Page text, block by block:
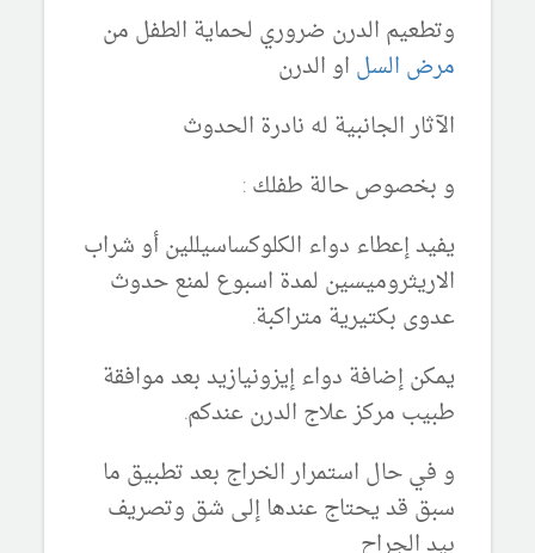
وتطعيم الدرن ضروري لحماية الطفل من
مرض السل او الدرن
الآثار الجانبية له نادرة الحدوث
و بخصوص حالة طفلك :
يفيد إعطاء دواء الكلوكساسيللين أو شراب
الاريثروميسين لمدة اسبوع لمنع حدوث
عدوى بكتيرية متراكبة.
يمكن إضافة دواء إيزونيازيد بعد موافقة
طبيب مركز علاج الدرن عندكم.
و في حال استمرار الخراج بعد تطبيق ما
سبق قد يحتاج عندها إلى شق وتصريف